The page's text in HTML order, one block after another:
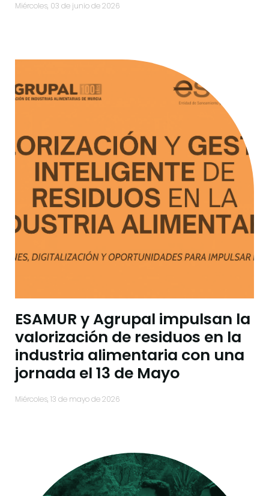
miércoles, 03 de junio de 2026
ESAMUR y Agrupal impulsan la
valorización de residuos en la
industria alimentaria con una
jornada el 13 de Mayo
miércoles, 13 de mayo de 2026